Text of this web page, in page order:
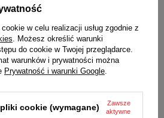
kolor srebrny
nierdzewna
w celu realizacji usług zgodnie z
. Możesz określić warunki
do cookie w Twojej przeglądarce.
warunków i prywatności można
Prywatność i warunki Google
cookie (wymagane)
Zawsze
aktywne